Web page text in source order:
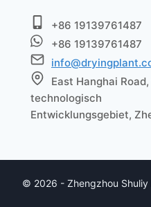
+86 19139761487
+86 19139761487
East Hanghai
technologisch
Entwicklungsgebiet,
© 2026 - Zhengzhou Shuliy